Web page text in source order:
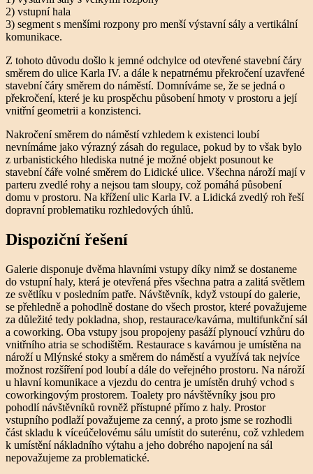
2) vstupní hala
3) segment s menšími rozpony pro menší výstavní sály a vertikální
komunikace.
Z tohoto důvodu došlo k jemné odchylce od otevřené stavební čáry
směrem do ulice Karla IV. a dále k nepatrnému překročení uzavřené
stavební čáry směrem do náměstí. Domníváme se, že se jedná o
překročení, které je ku prospěchu působení hmoty v prostoru a její
vnitřní geometrii a konzistenci.
Nakročení směrem do náměstí vzhledem k existenci loubí
nevnímáme jako výrazný zásah do regulace, pokud by to však bylo
z urbanistického hlediska nutné je možné objekt posunout ke
stavební čáře volné směrem do Lidické ulice. Všechna nároží mají v
parteru zvedlé rohy a nejsou tam sloupy, což pomáhá působení
domu v prostoru. Na křížení ulic Karla IV. a Lidická zvedlý roh řeší
dopravní problematiku rozhledových úhlů.
Dispoziční řešení
Galerie disponuje dvěma hlavními vstupy díky nimž se dostaneme
do vstupní haly, která je otevřená přes všechna patra a zalitá světlem
ze světlíku v posledním patře. Návštěvník, když vstoupí do galerie,
se přehledně a pohodlně dostane do všech prostor, které považujeme
za důležité tedy pokladna, shop, restaurace/kavárna, multifunkční sál
a coworking. Oba vstupy jsou propojeny pasáží plynoucí vzhůru do
vnitřního atria se schodištěm. Restaurace s kavárnou je umístěna na
nároží u Mlýnské stoky a směrem do náměstí a využívá tak nejvíce
možnost rozšíření pod loubí a dále do veřejného prostoru. Na nároží
u hlavní komunikace a vjezdu do centra je umístěn druhý vchod s
coworkingovým prostorem. Toalety pro návštěvníky jsou pro
pohodlí návštěvníků rovněž přístupné přímo z haly. Prostor
vstupního podlaží považujeme za cenný, a proto jsme se rozhodli
část skladu k víceúčelovému sálu umístit do suterénu, což vzhledem
k umístění nákladního výtahu a jeho dobrého napojení na sál
nepovažujeme za problematické.